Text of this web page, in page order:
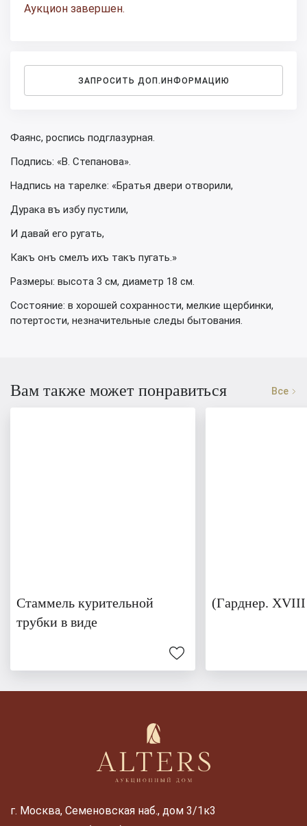
Аукцион завершен.
ЗАПРОСИТЬ ДОП.ИНФОРМАЦИЮ
Фаянс, роспись подглазурная.
Подпись: «В. Степанова».
Надпись на тарелке: «Братья двери отворили,
Дурака въ избу пустили,
И давай его ругать,
Какъ онъ смелъ ихъ такъ пугать.»
Размеры: высота 3 см, диаметр 18 см.
Состояние: в хорошей сохранности, мелкие щербинки,
потертости, незначительные следы бытования.
Вам также может понравиться Все
Стаммель курительной
трубки в виде
(Гарднер. XVIII
г. Москва, Семеновская наб., дом 3/1к3